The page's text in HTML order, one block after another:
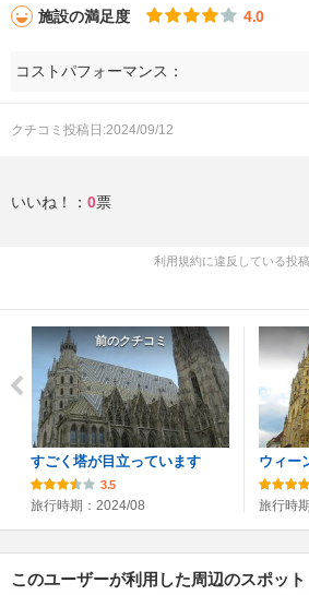
施設の満足度 4.0
コストパフォーマンス：
クチコミ投稿日:2024/09/12
いいね！： 0票
利用規約に違反している投
前のクチコミ
すごく塔が目立っています
3.5
旅行時期：2024/08
ウィー
旅行時
このユーザーが利用した周辺のスポット